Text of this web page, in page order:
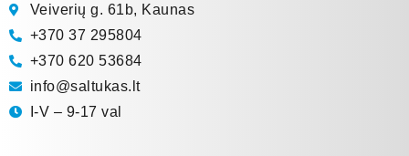
Veiverių g. 61b, Kaunas
+370 37 295804
+370 620 53684
info@saltukas.lt
I-V – 9-17 val